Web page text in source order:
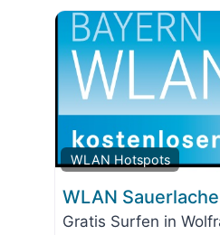
WLAN Hotspots
WLAN
Gratis Surfen in